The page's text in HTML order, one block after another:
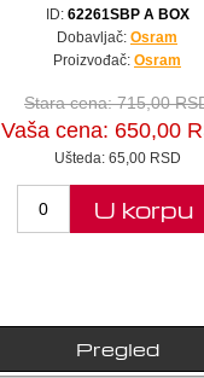
ID: 62261SBP A BOX
Dobavljač: Osram
Proizvođač: Osram
Stara cena:715,00
Vaša cena: 650,00
Ušteda: 65,00 RSD
U korpu
Pregled